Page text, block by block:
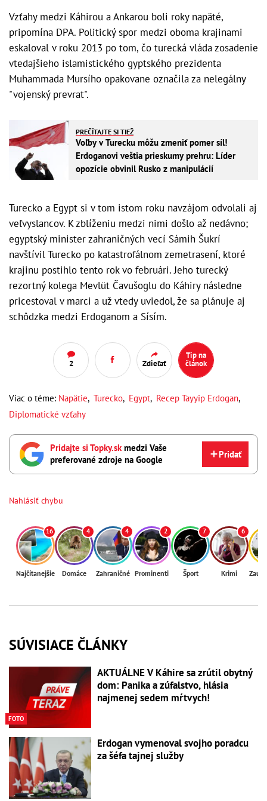
Vzťahy medzi Káhirou a Ankarou boli roky napäté,
pripomína DPA. Politický spor medzi oboma krajinami
eskaloval v roku 2013 po tom, čo turecká vláda zosadenie
vtedajšieho islamistického gyptského prezidenta
Muhammada Mursího opakovane označila za nelegálny
"vojenský prevrat".
PREČÍTAJTE SI TIEŽ
Voľby v Turecku môžu zmeniť pomer síl!
Erdoganovi veštia prieskumy prehru: Líder
opozície obvinil Rusko z manipulácií
Turecko a Egypt si v tom istom roku navzájom odvolali aj
veľvyslancov. K zblíženiu medzi nimi došlo až nedávno;
egyptský minister zahraničných vecí Sámih Šukrí
navštívil Turecko po katastrofálnom zemetrasení, ktoré
krajinu postihlo tento rok vo februári. Jeho turecký
rezortný kolega Mevlüt Čavušoglu do Káhiry následne
pricestoval v marci a už vtedy uviedol, že sa plánuje aj
schôdzka medzi Erdoganom a Sísím.
2 Zdieľať
Tip na
článok
Viac o téme: Napätie, Turecko, Egypt, Recep Tayyip Erdogan,
Diplomatické vzťahy
Pridajte si Topky.skmedzi Vaše
preferované zdroje na Google
Pridať
Nahlásiť chybu
16
Najčítanejšie
4
Domáce
4
Zahraničné
2
Prominenti
7
Šport
6
Krimi
SÚVISIACE ČLÁNKY
FOTO
AKTUÁLNE V Káhire sa zrútil obytný
dom: Panika a zúfalstvo, hlásia
najmenej sedem mŕtvych!
Erdogan vymenoval svojho poradcu
za šéfa tajnej služby